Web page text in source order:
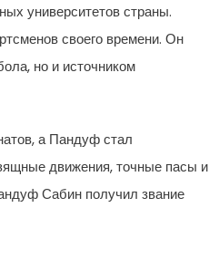
университетов страны.
своего времени. Он
но и источником
а Пандуф стал
движения, точные пасы и
Сабин получил звание